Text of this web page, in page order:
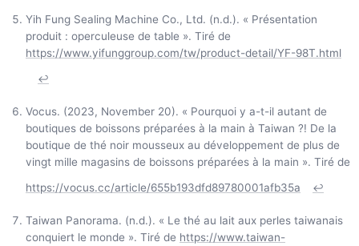
Yih Fung Sealing Machine Co., Ltd. (n.d.). « Présentation
produit : operculeuse de table ». Tiré de
https://www.yifunggroup.com/tw/product-detail/YF-98T.html
↩
Vocus. (2023, November 20). « Pourquoi y a-t-il autant de
boutiques de boissons préparées à la main à Taiwan ?! De la
boutique de thé noir mousseux au développement de plus de
vingt mille magasins de boissons préparées à la main ». Tiré de
https://vocus.cc/article/655b193dfd89780001afb35a
↩
Taiwan Panorama. (n.d.). « Le thé au lait aux perles taiwanais
conquiert le monde ». Tiré de https://www.taiwan-